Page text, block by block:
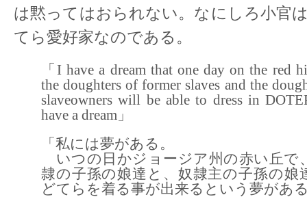
は黙ってはおられない。なにしろ小官
てら愛好家なのである。
「I have a dream that one day on the red
the doughters of former slaves and the
slaveowners will be able to dress in
have a dream」
「私には夢がある。
いつの日かジョージア州の赤い丘で
隷の子孫の娘達と、奴隷主の子孫の娘
どてらを着る事が出来るという夢があ